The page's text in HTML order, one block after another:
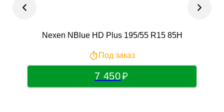
Nexen NBlue HD Plus 195/55 R15 85H
Под заказ
7 450